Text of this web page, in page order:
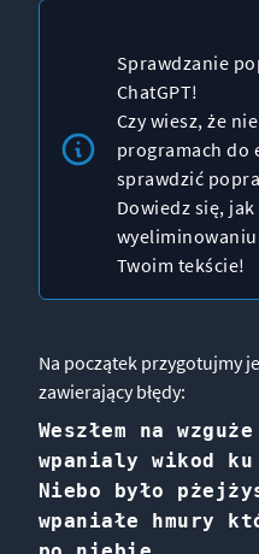
Sprawdzanie
ChatGPT!
Czy wiesz, że
programach do
sprawdzić
Dowiedz się,
wyeliminowaniu
Twoim tekście!
Na początek przygotujmy
zawierający błędy:
Weszłem na
wpanialy wikod
Niebo było
wpaniałe hmury